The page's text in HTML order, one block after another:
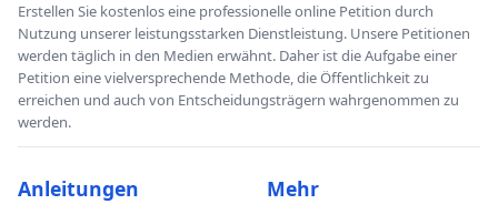
Erstellen Sie kostenlos eine professionelle online Petition durch
Nutzung unserer leistungsstarken Dienstleistung. Unsere Petitionen
werden täglich in den Medien erwähnt. Daher ist die Aufgabe einer
Petition eine vielversprechende Methode, die Öffentlichkeit zu
erreichen und auch von Entscheidungsträgern wahrgenommen zu
werden.
Anleitungen Mehr